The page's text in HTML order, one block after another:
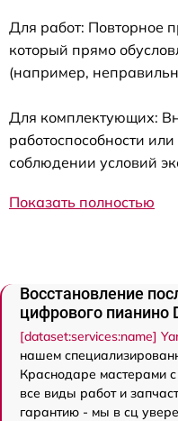
Для работ: Повторное
который прямо
(например,
Для комплектующих:
работоспособности
соблюдении условий
Показать полностью
Восстановление
цифрового пианино
[dataset:services:name]
нашем
Краснодаре мастерами
все виды работ и
гарантию - мы в сц